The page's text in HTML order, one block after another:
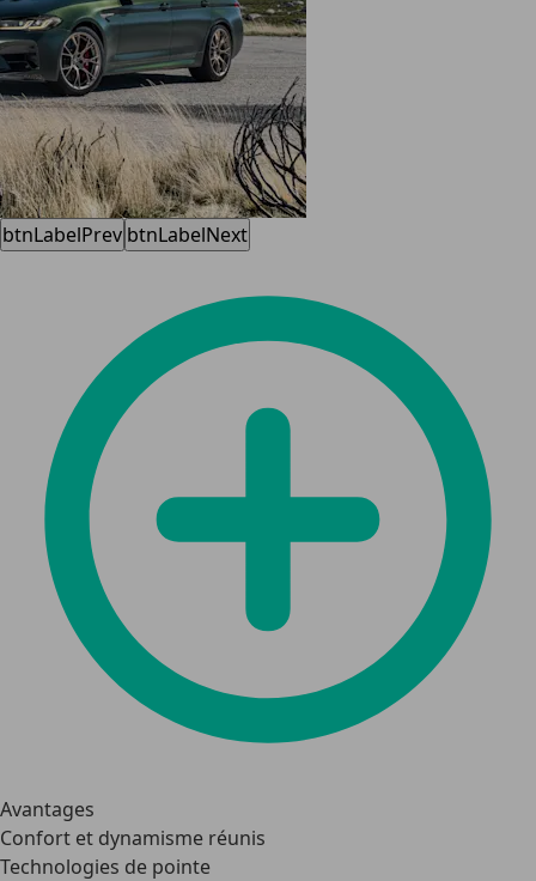
btnLabelPrev btnLabelNext
Avantages
Confort et dynamisme réunis
Technologies de pointe